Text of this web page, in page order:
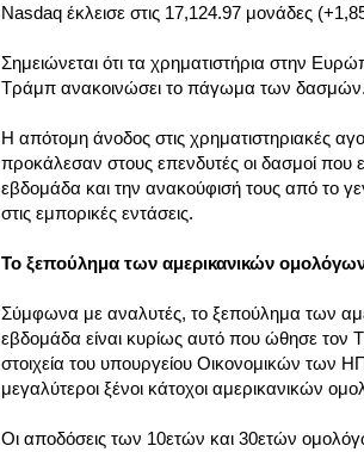
Nasdaq έκλεισε στις 17,124.97 μονάδες
Σημειώνεται ότι τα χρηματιστήρια στην
Τράμπ ανακοινώσει το πάγωμα των δασμών.
Η απότομη άνοδος στις χρηματιστηριακές
προκάλεσαν στους επενδυτές οι δασμοί που
εβδομάδα και την ανακούφισή τους από το
στις εμπορικές εντάσεις.
Το ξεπούλημα των αμερικανικών
Σύμφωνα με αναλυτές, το ξεπούλημα των
εβδομάδα είναι κυρίως αυτό που ώθησε
στοιχεία του υπουργείου Οικονομικών των
μεγαλύτεροι ξένοι κάτοχοι αμερικανικών
Οι αποδόσεις των 10ετών και 30ετών